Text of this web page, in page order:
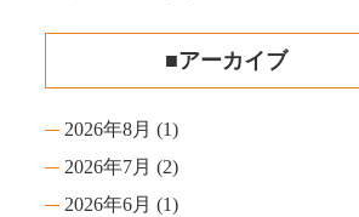
■アーカイブ
2026年8月 (1)
2026年7月 (2)
2026年6月 (1)